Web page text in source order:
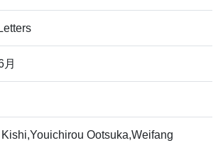
月
Kishi,Youichirou Ootsuka,Weifang